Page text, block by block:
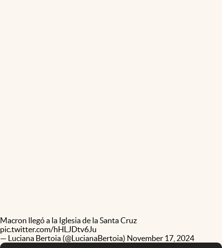
Macron llegó a la Iglesia de la Santa Cruz
pic.twitter.com/hHLJDtv6Ju
— Luciana Bertoia (@LucianaBertoia) November 17, 2024